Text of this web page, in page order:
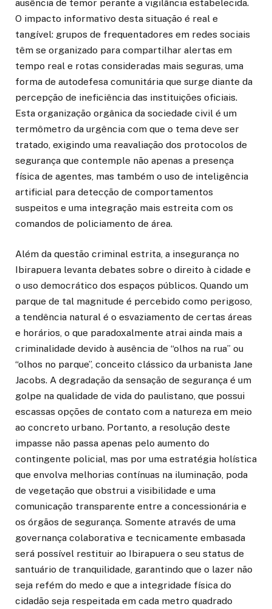
ausência de temor perante a vigilância estabelecida.
O impacto informativo desta situação é real e
tangível: grupos de frequentadores em redes sociais
têm se organizado para compartilhar alertas em
tempo real e rotas consideradas mais seguras, uma
forma de autodefesa comunitária que surge diante da
percepção de ineficiência das instituições oficiais.
Esta organização orgânica da sociedade civil é um
termômetro da urgência com que o tema deve ser
tratado, exigindo uma reavaliação dos protocolos de
segurança que contemple não apenas a presença
física de agentes, mas também o uso de inteligência
artificial para detecção de comportamentos
suspeitos e uma integração mais estreita com os
comandos de policiamento de área.
Além da questão criminal estrita, a insegurança no
Ibirapuera levanta debates sobre o direito à cidade e
o uso democrático dos espaços públicos. Quando um
parque de tal magnitude é percebido como perigoso,
a tendência natural é o esvaziamento de certas áreas
e horários, o que paradoxalmente atrai ainda mais a
criminalidade devido à ausência de “olhos na rua” ou
“olhos no parque”, conceito clássico da urbanista Jane
Jacobs. A degradação da sensação de segurança é um
golpe na qualidade de vida do paulistano, que possui
escassas opções de contato com a natureza em meio
ao concreto urbano. Portanto, a resolução deste
impasse não passa apenas pelo aumento do
contingente policial, mas por uma estratégia holística
que envolva melhorias contínuas na iluminação, poda
de vegetação que obstrui a visibilidade e uma
comunicação transparente entre a concessionária e
os órgãos de segurança. Somente através de uma
governança colaborativa e tecnicamente embasada
será possível restituir ao Ibirapuera o seu status de
santuário de tranquilidade, garantindo que o lazer não
seja refém do medo e que a integridade física do
cidadão seja respeitada em cada metro quadrado